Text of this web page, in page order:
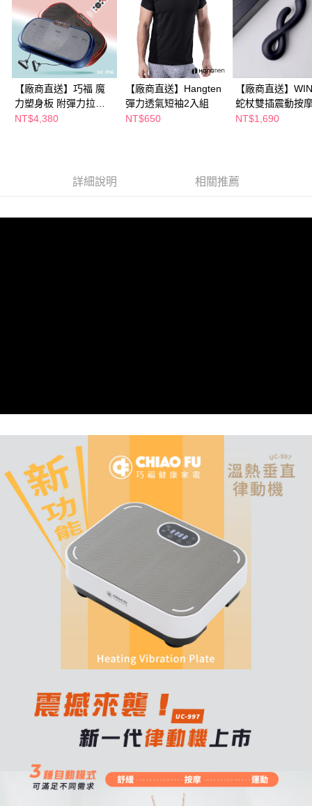
２．關於個人資料處理事宜，請瀏覽以下網址：
https://aftee.tw/terms/#terms3
３．未成年的使用者請事先徵得法定代理人或監護人之同意方可使用
「AFTEE先享後付」，若未經同意申辦者引起之損失，本公司不負相關責
任。
４．使用「AFTEE先享後付」時，將依據個別帳號之用戶狀況，依本公司即
時審查核予不同之上限額度；若仍有額度不足之情形，本公司將視審查結果
請求用戶進行身份認證。
５．嚴禁一人註冊多個帳號或使用他人資訊註冊。若發現惡意使用之情形，
恩沛科技股份有限公司將有權停止該用戶之使用額度並採取法律行動。
【廠商直送】巧福 魔
力塑身板 附彈力拉繩
UC-996-兩色任選
NT$4,380
【廠商直送】Hangten
彈力透氣短袖2入組
NT$650
【廠商直送】
蛇杖雙插震動按
NT$1,690
詳細說明 相關推薦